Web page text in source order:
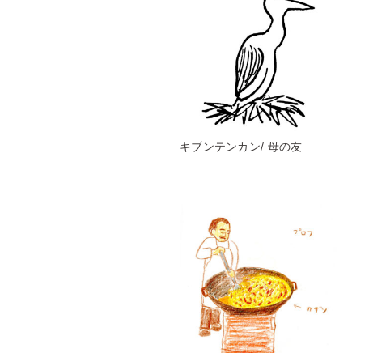
キブンテンカン/ 母の友